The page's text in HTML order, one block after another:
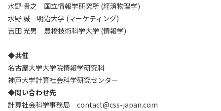
水野 貴之 国立情報学研究所 (経済物理学)
水野 誠 明治大学 (マーケティング)
吉田 光男 豊橋技術科学大学 (情報学)
◆共催
名古屋大学大学院情報学研究科
神戸大学計算社会科学研究センター
◆問い合わせ先
計算社会科学事務局 contact@css-japan.com